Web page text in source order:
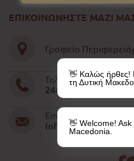
ΕΠΙΚΟΙΝΩΝΗΣΤΕ ΜΑΖΙ
Γραφείο
Τηλέφωνο
2461052610-11-15
Email
info@pdm.gov.gr
👋 Καλώς ήρθες!
τη Δυτική
👋 Welcome!
Macedonia.